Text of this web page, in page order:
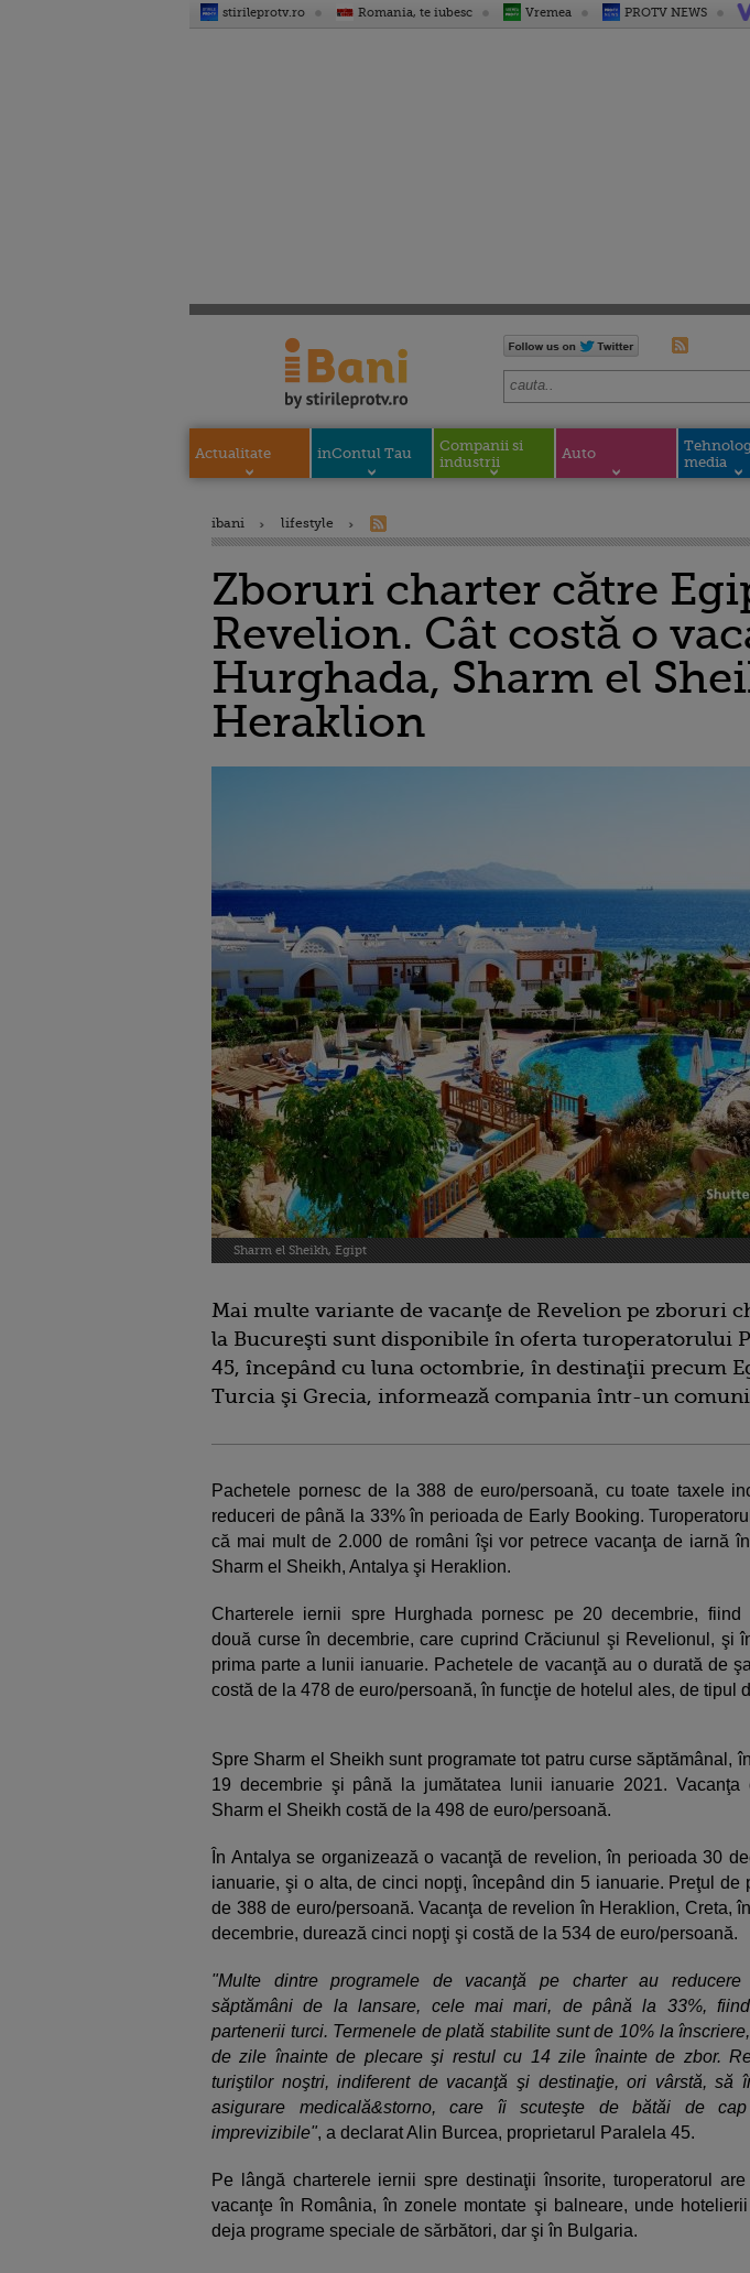
stirileprotv.ro Romania, te iubesc Vremea PROTV NEWS
Actualitate inContul Tau
Companii si
industrii
Auto
media
ibani lifestyle
Zboruri charter către
Revelion. Cât costă o
Hurghada, Sharm el
Heraklion
Sharm el Sheikh, Egipt
Mai multe variante de vacanţe de Revelion pe zboruri
la Bucureşti sunt disponibile în oferta turoperatorului
45, începând cu luna octombrie, în destinaţii precum
Turcia şi Grecia, informează compania într-un
Pachetele pornesc de la 388 de euro/persoană, cu toate taxele
reduceri de până la 33% în perioada de Early Booking.
că mai mult de 2.000 de români îşi vor petrece vacanţa de iarnă
Sharm el Sheikh, Antalya şi Heraklion.
Charterele iernii spre Hurghada pornesc pe 20 decembrie, fiind
două curse în decembrie, care cuprind Crăciunul şi Revelionul, şi
prima parte a lunii ianuarie. Pachetele de vacanţă au o durată de
costă de la 478 de euro/persoană, în funcţie de hotelul ales, de tipul
Spre Sharm el Sheikh sunt programate tot patru curse săptămânal,
19 decembrie şi până la jumătatea lunii ianuarie 2021. Vacanţa
Sharm el Sheikh costă de la 498 de euro/persoană.
În Antalya se organizează o vacanţă de revelion, în perioada 30
ianuarie, şi o alta, de cinci nopţi, începând din 5 ianuarie. Preţul de
de 388 de euro/persoană. Vacanţa de revelion în Heraklion, Creta,
decembrie, durează cinci nopţi şi costă de la 534 de euro/persoană.
"Multe dintre programele de vacanţă pe charter au
săptămâni de la lansare, cele mai mari, de până la 33%,
partenerii turci. Termenele de plată stabilite sunt de 10% la
de zile înainte de plecare şi restul cu 14 zile înainte de zbor.
turiştilor noştri, indiferent de vacanţă şi destinaţie, ori vârstă, să
asigurare medicală&storno, care îi scuteşte de bătăi de
imprevizibile", a declarat Alin Burcea, proprietarul Paralela 45.
Pe lângă charterele iernii spre destinaţii însorite, turoperatorul
vacanţe în România, în zonele montate şi balneare, unde
deja programe speciale de sărbători, dar şi în Bulgaria.